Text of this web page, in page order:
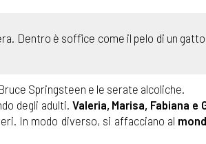
Dentro è soffice come il pelo di un
Springsteen e le serate alcoliche.
degli adulti. Valeria, Marisa, Fabiana e
In modo diverso, si affacciano al